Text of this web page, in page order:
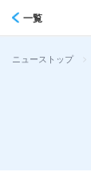
一覧
ニューストップ >